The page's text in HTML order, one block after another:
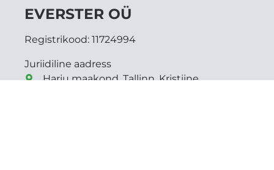
EVERSTER OÜ
Registrikood: 11724994
Juriidiline aadress
Harju maakond, Tallinn, Kristiine